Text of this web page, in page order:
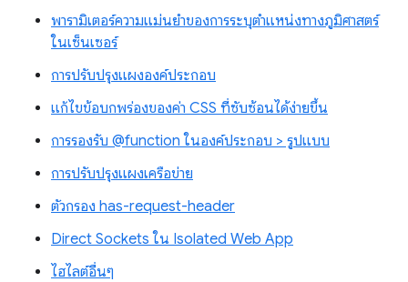
พารามิเตอร์ความแม่นยำของการระบุตำแหน่งทางภูมิศาสตร์
ในเซ็นเซอร์
การปรับปรุงแผงองค์ประกอบ
แก้ไขข้อบกพร่องของค่า CSS ที่ซับซ้อนได้ง่ายขึ้น
การรองรับ @function ในองค์ประกอบ > รูปแบบ
การปรับปรุงแผงเครือข่าย
ตัวกรอง has-request-header
Direct Sockets ใน Isolated Web App
ไฮไลต์อื่นๆ